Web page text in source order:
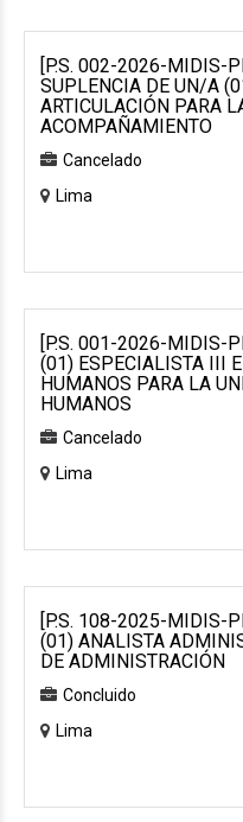
[P.S. 002-2026-MIDIS-
SUPLENCIA DE UN/A
ARTICULACIÓN PARA
ACOMPAÑAMIENTO
Cancelado
Lima
[P.S. 001-2026-MIDIS-
(01) ESPECIALISTA III
HUMANOS PARA LA
HUMANOS
Cancelado
Lima
[P.S. 108-2025-MIDIS-
(01) ANALISTA
DE ADMINISTRACIÓN
Concluido
Lima